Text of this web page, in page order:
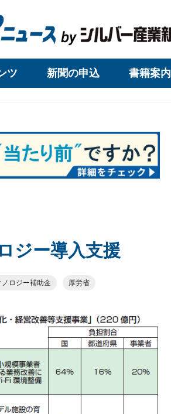
ツ 新聞の申込 書籍案内
ジー導入支援
ノロジー補助金 厚労省